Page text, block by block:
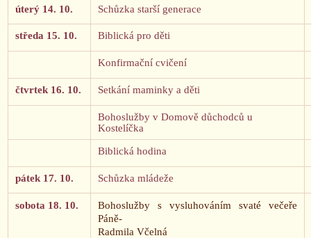
úterý 14. 10. Schůzka starší generace
středa 15. 10. Biblická pro děti
Konfirmační cvičení
čtvrtek 16. 10. Setkání maminky a děti
Bohoslužby v Domově důchodců u
Kostelíčka
Biblická hodina
pátek 17. 10. Schůzka mládeže
sobota 18. 10.
Bohoslužby s vysluhováním svaté večeře
Páně-
Radmila Včelná